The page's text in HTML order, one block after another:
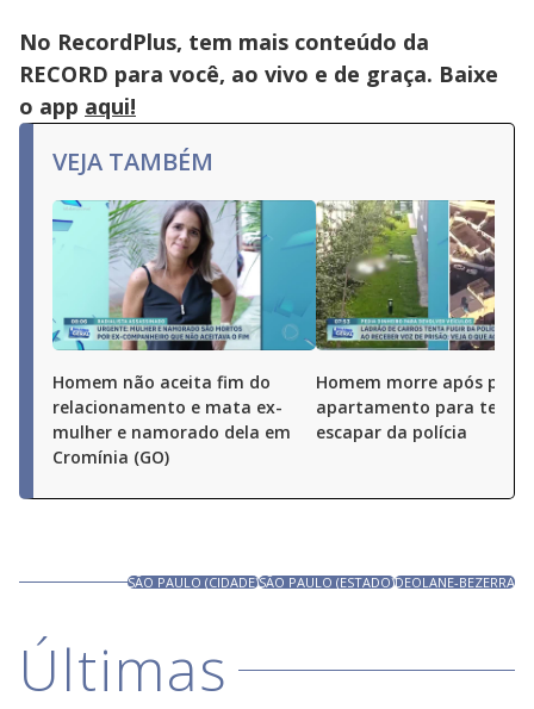
No RecordPlus, tem mais conteúdo da
RECORD para você, ao vivo e de graça. Baixe
o app aqui!
VEJA TAMBÉM
Homem não aceita fim do
relacionamento e mata ex-
mulher e namorado dela em
Cromínia (GO)
Homem morre após
apartamento para tentar
escapar da polícia
SÃO PAULO (CIDADE)SÃO PAULO (ESTADO)DEOLANE-BEZERRA
Últimas